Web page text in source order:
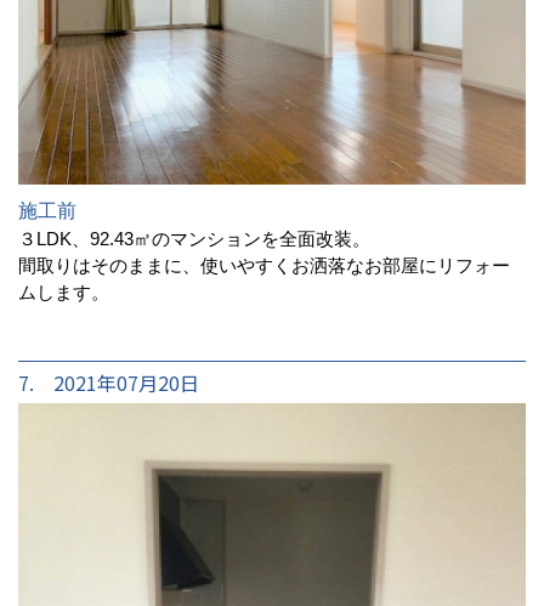
施工前
３LDK、92.43㎡のマンションを全面改装。
間取りはそのままに、使いやすくお洒落なお部屋にリフォー
ムします。
7. 2021年07月20日